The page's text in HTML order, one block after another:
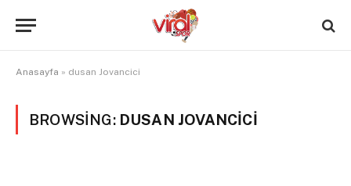
Anasayfa » dusan Jovancici
BROWSING: DUSAN JOVANCICI